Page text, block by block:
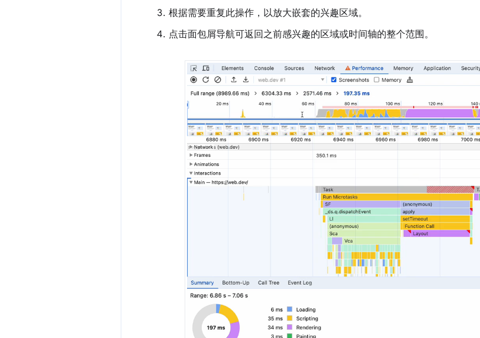
根据需要重复此操作，以放大嵌套的兴趣区域。
点击面包屑导航可返回之前感兴趣的区域或时间轴的整个范围。